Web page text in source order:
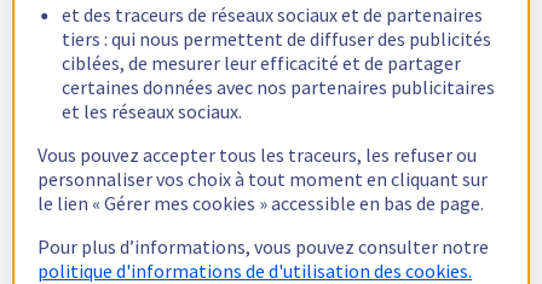
(Ajoutez des screenshots si cela peut faciliter la compréhension de
votre situation)
fritz2cat Août 23, 2023, 3:57
2
et des traceurs de réseaux sociaux et de partenaires
tiers : qui nous permettent de diffuser des publicités
ciblées, de mesurer leur efficacité et de partager
certaines données avec nos partenaires publicitaires
et les réseaux sociaux.
Vous pouvez accepter tous les traceurs, les refuser ou
personnaliser vos choix à tout moment en cliquant sur
le lien « Gérer mes cookies » accessible en bas de page.
Pour plus d’informations, vous pouvez consulter notre
politique d'informations de d'utilisation des cookies.